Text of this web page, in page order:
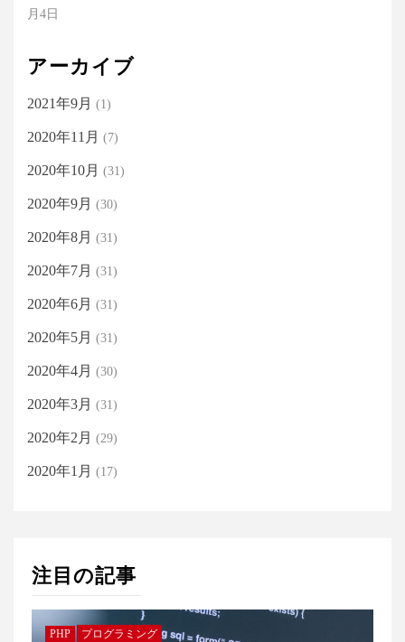
月4日
アーカイブ
2021年9月 (1)
2020年11月 (7)
2020年10月 (31)
2020年9月 (30)
2020年8月 (31)
2020年7月 (31)
2020年6月 (31)
2020年5月 (31)
2020年4月 (30)
2020年3月 (31)
2020年2月 (29)
2020年1月 (17)
注目の記事
PHP プログラミング